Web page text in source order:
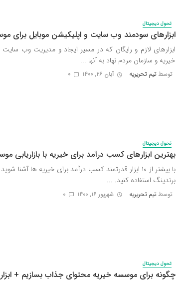
تحول دیجیتال
ابزارهای سودمند وب سایت و اپلیکیشن موبایل برای
ابزارهای لازم و رایگان که در مسیر ایجاد و مدیریت وب
خیریه و سازمان مردم نهاد به آنها ...
توسطتیم تحریریه آبان ۲۶, ۱۴۰۰ 0
تحول دیجیتال
بهترین ابزارهای کسب درآمد برای خیریه با بازاریابی
با بیشتر از ۱۰ ابزار قدرتمند کسب درآمد برای خیریه ها آشنا
برندینگ استفاده کنید. ...
توسطتیم تحریریه شهریور ۱۶, ۱۴۰۰ 0
تحول دیجیتال
چگونه برای موسسه خیریه محتوای جذاب بسازیم +